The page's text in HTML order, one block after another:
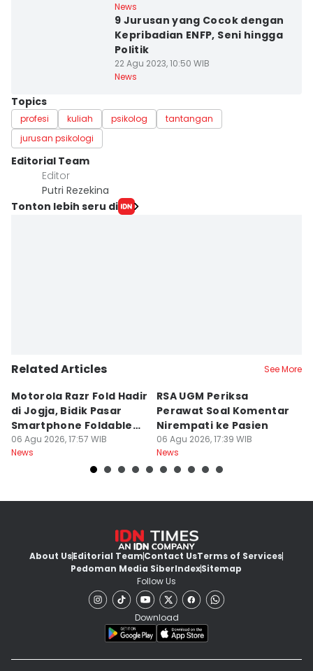
News
9 Jurusan yang Cocok dengan
Kepribadian ENFP, Seni hingga
Politik
22 Agu 2023, 10:50 WIB
News
Topics
profesi kuliah psikolog
tantangan
jurusan psikologi
Editorial Team
Editor
Putri Rezekina
Tonton lebih seru di
Related Articles See More
Motorola Razr Fold Hadir
di Jogja, Bidik Pasar
Smartphone Foldable
Premium
06 Agu 2026, 17:57 WIB
News
RSA UGM Periksa
Perawat Soal Komentar
Nirempati ke Pasien
06 Agu 2026, 17:39 WIB
News
About UsEditorial TeamContact UsTerms of Services
Pedoman Media SiberIndexSitemap
Follow Us
Download